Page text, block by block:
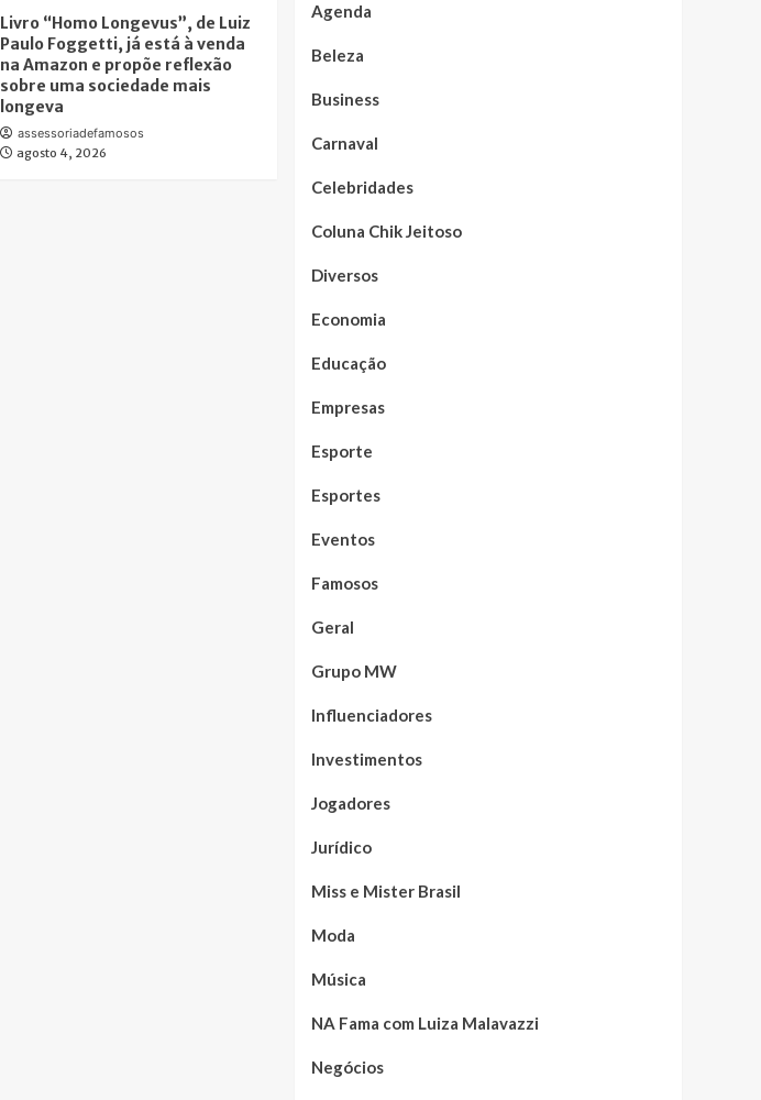
Livro “Homo Longevus”, de Luiz
Paulo Foggetti, já está à venda
na Amazon e propõe reflexão
sobre uma sociedade mais
longeva
assessoriadefamosos
agosto 4, 2026
Agenda
Beleza
Business
Carnaval
Celebridades
Coluna Chik Jeitoso
Diversos
Economia
Educação
Empresas
Esporte
Esportes
Eventos
Famosos
Geral
Grupo MW
Influenciadores
Investimentos
Jogadores
Jurídico
Miss e Mister Brasil
Moda
Música
NA Fama com Luiza Malavazzi
Negócios